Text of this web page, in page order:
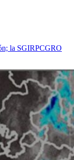
la SGIRPCGRO